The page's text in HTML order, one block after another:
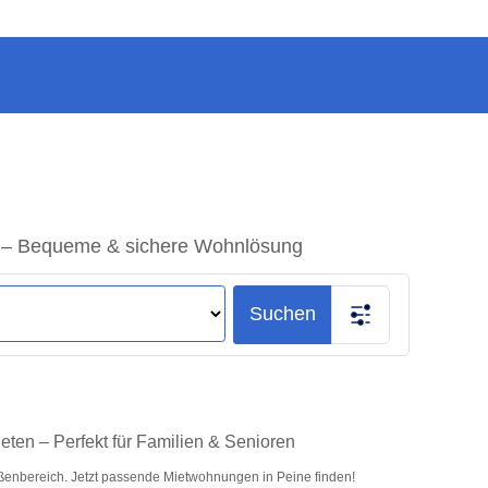
Bequeme & sichere Wohnlösung
Suchen
– Perfekt für Familien & Senioren
Jetzt passende Mietwohnungen in Peine finden!